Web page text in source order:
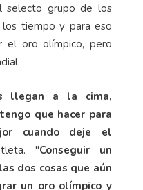
selecto grupo de los
tiempo y para eso
el oro olímpico, pero
llegan a la cima,
que hacer para
cuando deje el
"Conseguir un
dos cosas que aún
un oro olímpico y